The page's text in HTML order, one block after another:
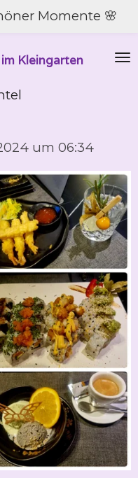
Kleingarten
Momente 🌸
um 06:34